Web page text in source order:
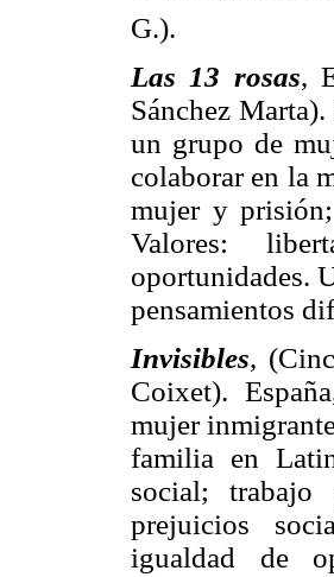
G.).
Las 13 rosas,
Sánchez
un grupo de
colaborar en la
mujer y
Valores:
oportunidades.
pensamientos
Invisibles,
Coixet).
mujer
familia en
social; trabajo
prejuicios
igualdad de